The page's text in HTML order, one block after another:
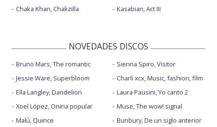
Chaka Khan, Chakzilla
Kasabian, Act III
NOVEDADES DISCOS
Bruno Mars, The romantic
Jessie Ware, Superbloom
Ella Langley, Dandelion
Xoel López, Oniria popular
Malú, Quince
Sienna Spiro, Visitor
Charli xcx, Music, fashion, film
Laura Pausini, Yo canto 2
Muse, The wow! signal
Bunbury, De un siglo anterior